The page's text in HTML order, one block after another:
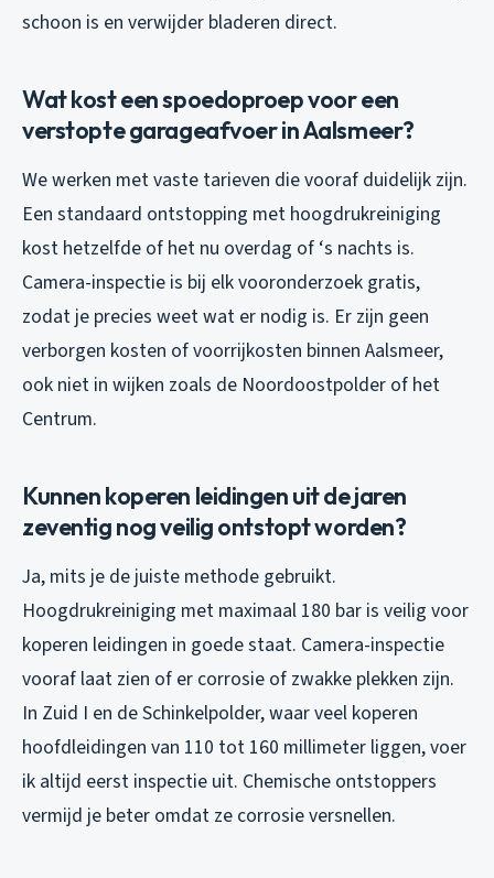
schoon is en verwijder bladeren direct.
Wat kost een spoedoproep voor een
verstopte garageafvoer in Aalsmeer?
We werken met vaste tarieven die vooraf duidelijk zijn.
Een standaard ontstopping met hoogdrukreiniging
kost hetzelfde of het nu overdag of ‘s nachts is.
Camera-inspectie is bij elk vooronderzoek gratis,
zodat je precies weet wat er nodig is. Er zijn geen
verborgen kosten of voorrijkosten binnen Aalsmeer,
ook niet in wijken zoals de Noordoostpolder of het
Centrum.
Kunnen koperen leidingen uit de jaren
zeventig nog veilig ontstopt worden?
Ja, mits je de juiste methode gebruikt.
Hoogdrukreiniging met maximaal 180 bar is veilig voor
koperen leidingen in goede staat. Camera-inspectie
vooraf laat zien of er corrosie of zwakke plekken zijn.
In Zuid I en de Schinkelpolder, waar veel koperen
hoofdleidingen van 110 tot 160 millimeter liggen, voer
ik altijd eerst inspectie uit. Chemische ontstoppers
vermijd je beter omdat ze corrosie versnellen.